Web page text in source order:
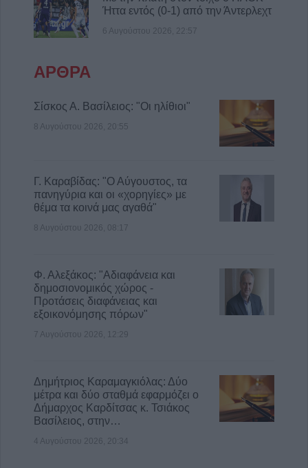
Θεσσαλίας Δημ. Κουρέτα για το θαλάσσιο
σκι στη λίμνη Σμοκόβου
Συνεδρίαση Επιτροπής Εκτίμησης Κινδύνου
Ήττα εντός (0-1) από την Άντερλεχτ
6 Αυγούστου 2026, 22:57
ΑΡΘΡΑ
Σίσκος Α. Βασίλειος: "Οι ηλίθιοι"
8 Αυγούστου 2026, 20:55
Γ. Καραβίδας: "Ο Αύγουστος, τα
πανηγύρια και οι «χορηγίες» με
θέμα τα κοινά μας αγαθά"
8 Αυγούστου 2026, 08:17
Φ. Αλεξάκος: "Αδιαφάνεια και
δημοσιονομικός χώρος -
Προτάσεις διαφάνειας και
εξοικονόμησης πόρων"
7 Αυγούστου 2026, 12:29
Δημήτριος Καραμαγκιόλας: Δύο
μέτρα και δύο σταθμά εφαρμόζει ο
Δήμαρχος Καρδίτσας κ. Τσιάκος
Βασίλειος, στην…
4 Αυγούστου 2026, 20:34